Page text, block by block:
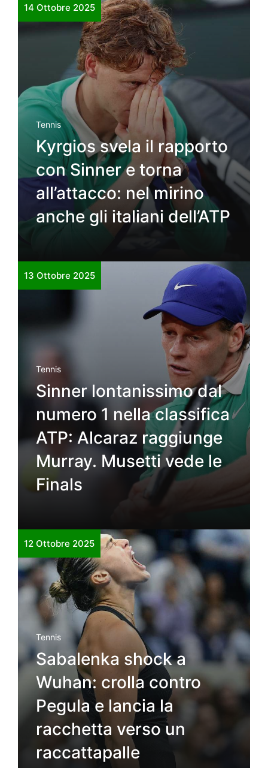
14 Ottobre 2025
Tennis
Kyrgios svela il rapporto
con Sinner e torna
all’attacco: nel mirino
anche gli italiani dell’ATP
13 Ottobre 2025
Tennis
Sinner lontanissimo dal
numero 1 nella classifica
ATP: Alcaraz raggiunge
Murray. Musetti vede le
Finals
12 Ottobre 2025
Tennis
Sabalenka shock a
Wuhan: crolla contro
Pegula e lancia la
racchetta verso un
raccattapalle